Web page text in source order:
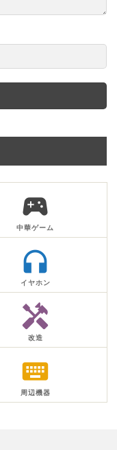
sports_esports
中華ゲーム
headphones
イヤホン
handyman
改造
keyboard
周辺機器